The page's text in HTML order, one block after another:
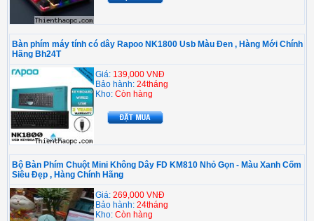
Bàn phím máy tính có dây Rapoo NK1800 Usb Màu Đen , Hàng Mới Chính
Hãng Bh24T
Giá: 139,000 VNĐ
Bảo hành: 24tháng
Kho: Còn hàng
Bộ Bàn Phím Chuột Mini Không Dây FD KM810 Nhỏ Gọn - Màu Xanh Cốm
Siêu Đẹp , Hàng Chính Hãng
Giá: 269,000 VNĐ
Bảo hành: 24tháng
Kho: Còn hàng